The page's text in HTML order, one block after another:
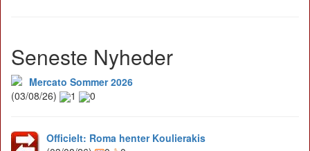
Seneste Nyheder
Mercato Sommer 2026
(03/08/26)
1 0
Officielt: Roma henter Koulierakis